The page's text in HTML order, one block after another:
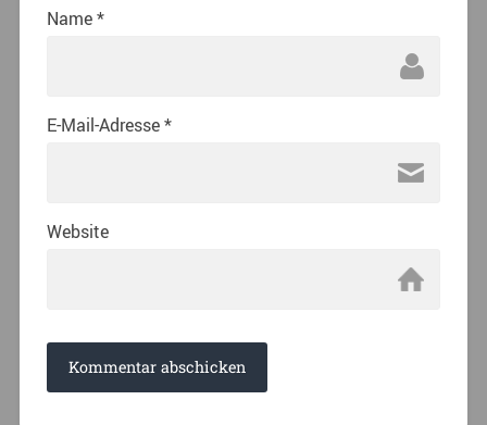
Name*
E-Mail-Adresse*
Website